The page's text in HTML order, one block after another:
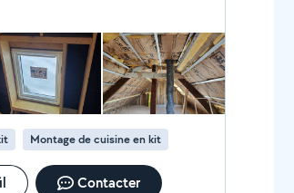
Montage de cuisine en kit
Contacter